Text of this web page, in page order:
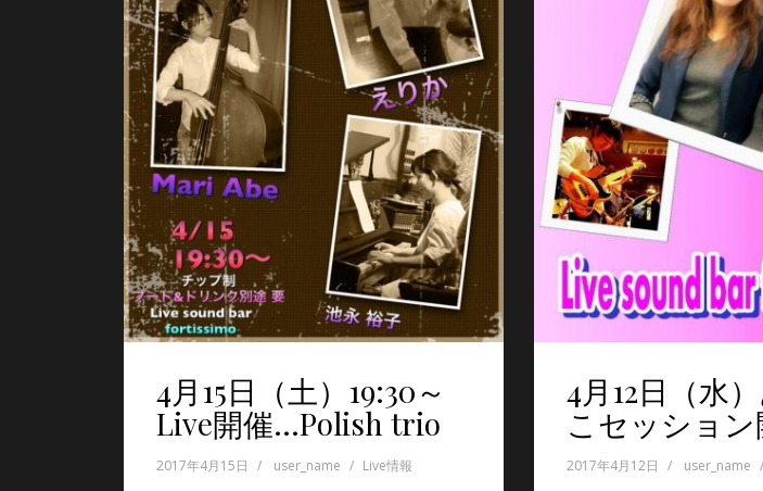
4月15日（土）19:30～
Live開催…Polish trio
2017年4月15日 user_name Live情報
4月12日（水
こセッション
2017年4月12日 user_name